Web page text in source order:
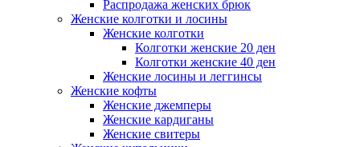
Распродажа женских брюк
Женские колготки и лосины
Женские колготки
Колготки женские 20 ден
Колготки женские 40 ден
Женские лосины и леггинсы
Женские кофты
Женские джемперы
Женские кардиганы
Женские свитеры